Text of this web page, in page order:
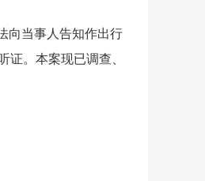
向当事人告知作出行
。本案现已调查、